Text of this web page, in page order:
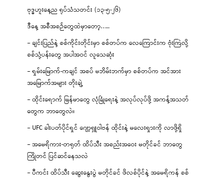
ဗုဒ္ဓဟူးနေ့ည ရုပ်သံသတင်း (၁၃-၅-၂၆)
ဒီနေ့ အစီအစဉ်တွေထဲမှာတော့…..
– ချင်းပြည်နဲ့ စစ်ကိုင်းတိုင်းမှာ စစ်တပ်က လေကြောင်းက ဗုံးကြဲလို့
စစ်သုံ့ပန်းတွေ အပါအဝင် လူသေဆုံး
– ရှမ်းမြောက်-ကချင် အစပ် မဘိမ်းဘက်မှာ စစ်တပ်က အင်အား
အမြောက်အများ တိုးချဲ့
– ထိုင်းရောက် မြန်မာတွေ လုံခြုံရေးနဲ့ အလုပ်လုပ်ဖို့ အကန့်အသတ်
တွေက ဘာတွေလဲ။
– UFC ခါးပတ်ပိုင်ရှင် ဂျော့ရှူဝါဗန် ထိုင်းနဲ့ မလေးရှားကို လာဖို့ရှိ
– အမေရိကား-တရုတ် ထိပ်သီး အစည်းအဝေး မတိုင်ခင် ဘာတွေ
ကြိုတင် ပြင်ဆင်နေသလဲ
– ပီကင်း ထိပ်သီး ဆွေးနွေးပွဲ မတိုင်ခင် ဖိလစ်ပိုင်နဲ့ အမေရိကန် စစ်